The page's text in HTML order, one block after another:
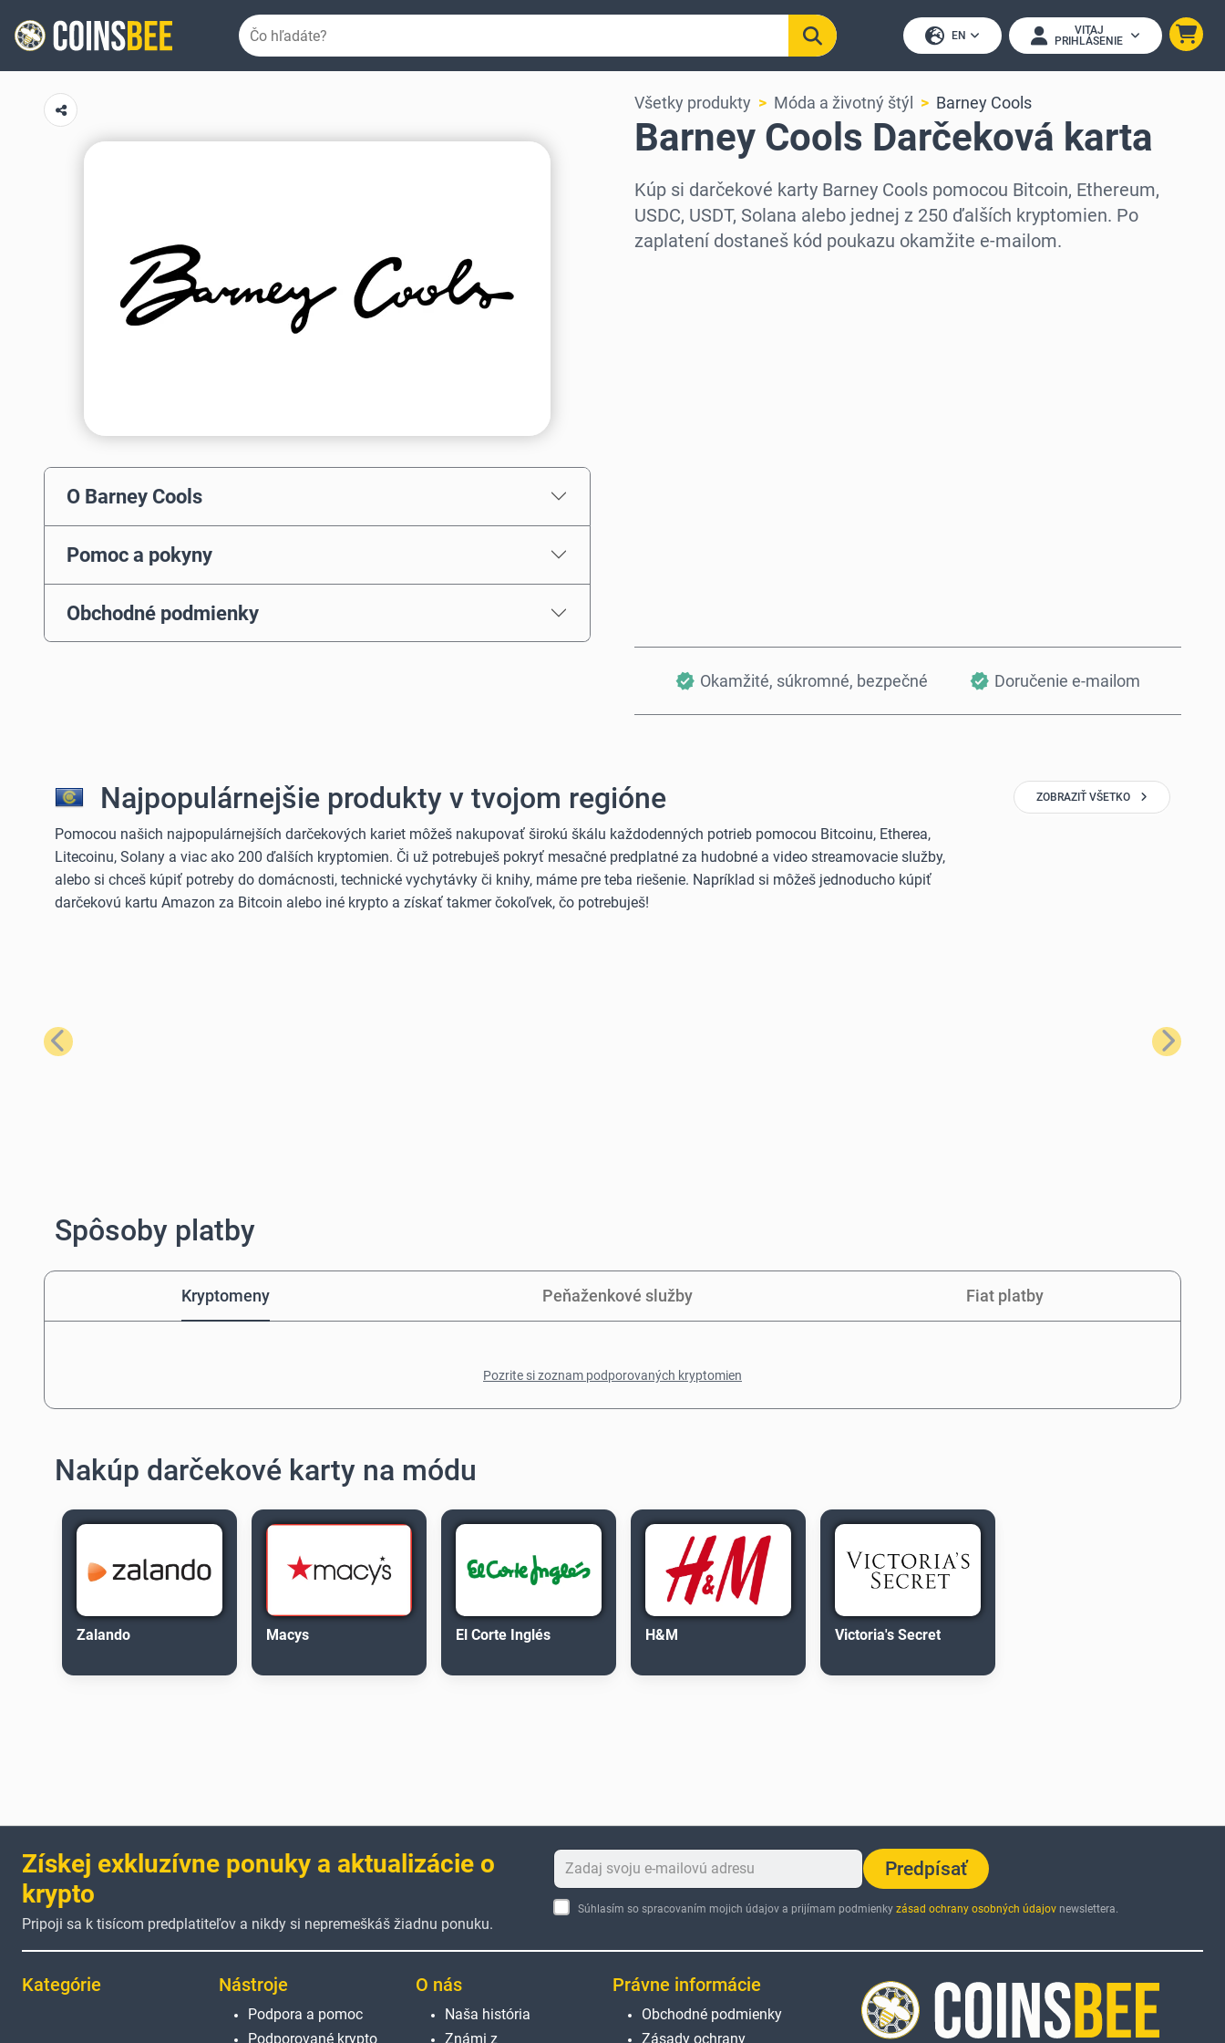
EN
VITAJ
PRIHLÁSENIE
O Barney Cools
Pomoc a pokyny
Obchodné podmienky
Všetky produkty Móda a životný štýl Barney Cools
Barney Cools Darčeková karta
Kúp si darčekové karty Barney Cools pomocou Bitcoin, Ethereum,
USDC, USDT, Solana alebo jednej z 250 ďalších kryptomien. Po
zaplatení dostaneš kód poukazu okamžite e-mailom.
Okamžité, súkromné, bezpečné Doručenie e-mailom
Najpopulárnejšie produkty v tvojom regióne
Pomocou našich najpopulárnejších darčekových kariet môžeš nakupovať širokú škálu každodenných potrieb pomocou Bitcoinu, Etherea,
Litecoinu, Solany a viac ako 200 ďalších kryptomien. Či už potrebuješ pokryť mesačné predplatné za hudobné a video streamovacie služby,
alebo si chceš kúpiť potreby do domácnosti, technické vychytávky či knihy, máme pre teba riešenie. Napríklad si môžeš jednoducho kúpiť
darčekovú kartu Amazon za Bitcoin alebo iné krypto a získať takmer čokoľvek, čo potrebuješ!
ZOBRAZIŤ VŠETKO
Predchádzajúci Ďalší
Spôsoby platby
Kryptomeny Peňaženkové služby Fiat platby
Pozrite si zoznam podporovaných kryptomien
Nakúp darčekové karty na módu
Zalando Macys El Corte Inglés H&M Victoria's Secret
Získej exkluzívne ponuky a aktualizácie o
krypto
Pripoji sa k tisícom predplatiteľov a nikdy si nepremeškáš žiadnu ponuku.
Predpísať
Súhlasím so spracovaním mojich údajov a prijímam podmienky zásad ochrany osobných údajovnewslettera.
Kategórie Nástroje
Podpora a pomoc
Podporované krypto
O nás
Naša história
Známi z
Právne informácie
Obchodné podmienky
Zásady ochrany